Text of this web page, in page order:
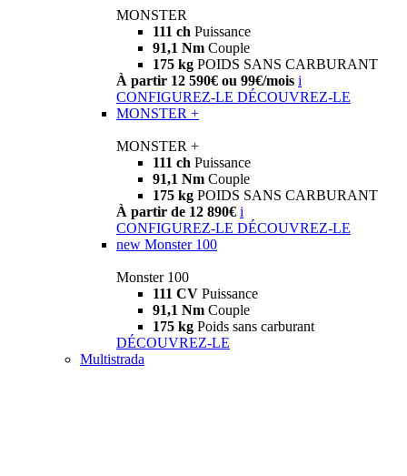
MONSTER
111 ch Puissance
91,1 Nm Couple
175 kg POIDS SANS CARBURANT
À partir 12 590€ ou 99€/mois i
CONFIGUREZ-LE DÉCOUVREZ-LE
MONSTER +
MONSTER +
111 ch Puissance
91,1 Nm Couple
175 kg POIDS SANS CARBURANT
À partir de 12 890€ i
CONFIGUREZ-LE DÉCOUVREZ-LE
new Monster 100
Monster 100
111 CV Puissance
91,1 Nm Couple
175 kg Poids sans carburant
DÉCOUVREZ-LE
Multistrada